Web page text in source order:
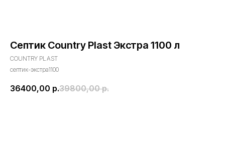
Септик Country Plast Экстра 1100 л
COUNTRY PLAST
септик-экстра1100
36400,00 р.39800,00 р.